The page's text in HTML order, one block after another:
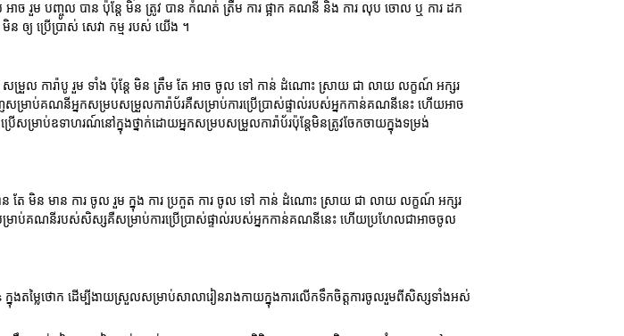
អាច រួម បញ្ចូល បាន ប៉ុន្តែ មិន ត្រូវ បាន កំណត់ ត្រឹម ការ ផ្អាក គណនី និង ការ លុប ចោល ឬ ការ ដក
ឲ្យ ប្រើប្រាស់ សេវា កម្ម របស់ យើង ។
រួល ការ៉ាបូ រួម ទាំង ប៉ុន្តែ មិន ត្រឹម តែ អាច ចូល ទៅ កាន់ ដំណោះ ស្រាយ ជា លាយ លក្ខណ៍ អក្សរ
រាប់គណនីអ្នកសម្របសម្រួលការ៉ាប័រគឺសម្រាប់ការប្រើប្រាស់ផ្ទាល់របស់អ្នកកាន់គណនីនេះ ហើយអាច
ម្រាប់ឧទាហរណ៍នៅក្នុងថ្នាក់ដោយអ្នកសម្របសម្រួលការ៉ាប័រប៉ុន្តែមិនត្រូវចែកចាយក្នុងទម្រង់
តែ មិន មាន ការ ចូល រួម ក្នុង ការ ប្រកួត ការ ចូល ទៅ កាន់ ដំណោះ ស្រាយ ជា លាយ លក្ខណ៍ អក្សរ
រាប់គណនីរបស់សិស្សគឺសម្រាប់ការប្រើប្រាស់ផ្ទាល់របស់អ្នកកាន់គណនីនេះ ហើយប្រហែលជាអាចចូល
តម្លៃថោក ដើម្បីងាយស្រួលសម្រាប់សាលារៀនរាងកាយក្នុងការលើកទឹកចិត្តការចូលរួមពីសិស្សទាំងអស់